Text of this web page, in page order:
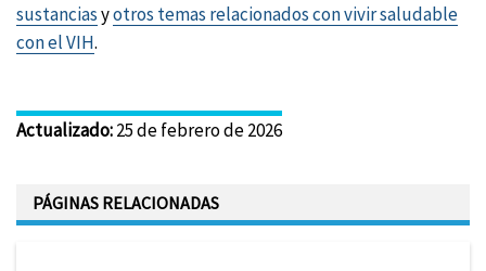
sustanciasyotros temas relacionados con vivir saludable
con el VIH.
Actualizado:25 de febrero de 2026
PÁGINAS RELACIONADAS